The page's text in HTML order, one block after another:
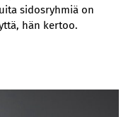
sidosryhmiä on
hän kertoo.